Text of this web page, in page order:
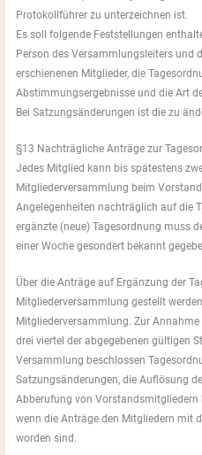
Protokollführer zu unterzeichnen ist.
Es soll folgende Feststellungen
Person des Versammlungsleiters und
erschienenen Mitglieder, die
Abstimmungsergebnisse und die Art
Bei Satzungsänderungen ist die zu
§13 Nachträgliche Anträge zur
Jedes Mitglied kann bis spätestens
Mitgliederversammlung beim
Angelegenheiten nachträglich auf die
ergänzte (neue) Tagesordnung muss
einer Woche gesondert bekannt
Über die Anträge auf Ergänzung der
Mitgliederversammlung gestellt
Mitgliederversammlung. Zur
drei viertel der abgegebenen gültigen
Versammlung beschlossen
Satzungsänderungen, die Auflösung
Abberufung von Vorstandsmitgliedern
wenn die Anträge den Mitgliedern mit
worden sind.